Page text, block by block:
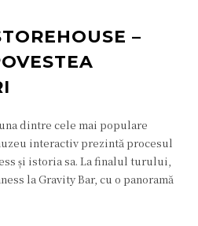
–
dintre cele mai populare
interactiv prezintă procesul
și istoria sa. La finalul turului,
la Gravity Bar, cu o panoramă